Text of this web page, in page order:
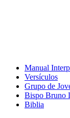
Manual
Versículos
Grupo de
Bispo Bruno
Biblia